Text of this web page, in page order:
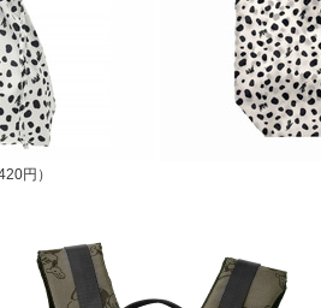
円）